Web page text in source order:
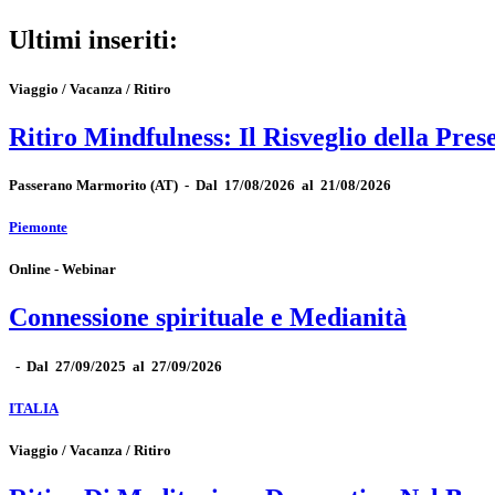
Ultimi inseriti:
Viaggio / Vacanza / Ritiro
Ritiro Mindfulness: Il Risveglio della
Passerano Marmorito (AT) - Dal 17/08/2026 al 21/08/2026
Piemonte
Online - Webinar
Connessione spirituale e Medianità
- Dal 27/09/2025 al 27/09/2026
ITALIA
Viaggio / Vacanza / Ritiro